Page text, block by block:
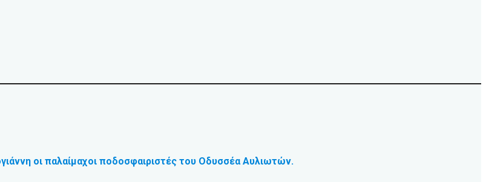
οι παλαίμαχοι ποδοσφαιριστές του Οδυσσέα Αυλιωτών.